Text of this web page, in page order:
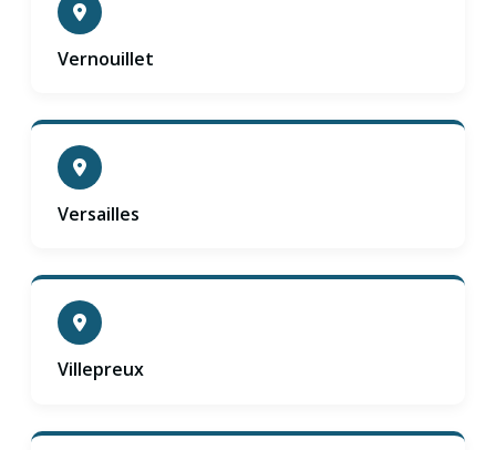
Vernouillet
Versailles
Villepreux